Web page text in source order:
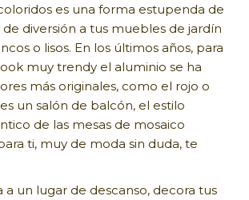
es una forma estupenda de
diversión a tus muebles de jardín
o lisos. En los últimos años, para
muy trendy el aluminio se ha
más originales, como el rojo o
un salón de balcón, el estilo
de las mesas de mosaico
ti, muy de moda sin duda, te
a un lugar de descanso, decora tus